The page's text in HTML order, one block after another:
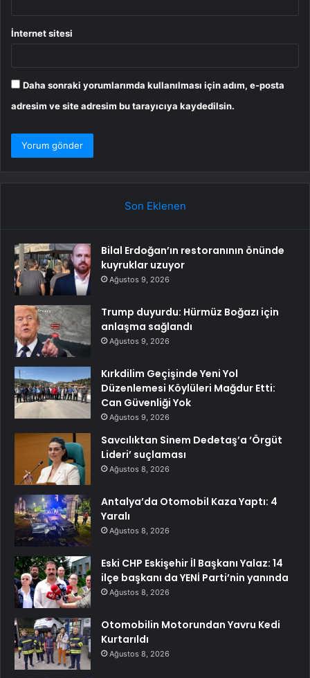
İnternet sitesi
Daha sonraki yorumlarımda kullanılması için adım, e-posta
adresim ve site adresim bu tarayıcıya kaydedilsin.
Son Eklenen
Bilal Erdoğan’ın restoranının önünde
kuyruklar uzuyor
Ağustos 9, 2026
Trump duyurdu: Hürmüz Boğazı için
anlaşma sağlandı
Ağustos 9, 2026
Kırkdilim Geçişinde Yeni Yol
Düzenlemesi Köylüleri Mağdur Etti:
Can Güvenliği Yok
Ağustos 9, 2026
Savcılıktan Sinem Dedetaş’a ‘Örgüt
Lideri’ suçlaması
Ağustos 8, 2026
Antalya’da Otomobil Kaza Yaptı: 4
Yaralı
Ağustos 8, 2026
Eski CHP Eskişehir İl Başkanı Yalaz: 14
ilçe başkanı da YENİ Parti’nin yanında
Ağustos 8, 2026
Otomobilin Motorundan Yavru Kedi
Kurtarıldı
Ağustos 8, 2026